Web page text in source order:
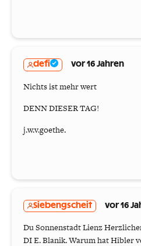
defi vor 16 Jahren
Nichts ist mehr wert
DENN DIESER TAG!
j.w.v.goethe.
Siebengscheit vor 16
Du Sonnenstadt Lienz
DI E. Blanik. Warum hat Hibler